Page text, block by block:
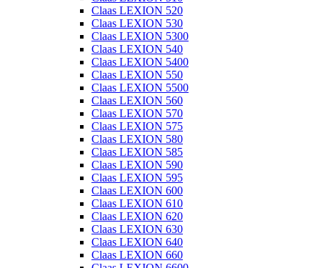
Claas LEXION 520
Claas LEXION 530
Claas LEXION 5300
Claas LEXION 540
Claas LEXION 5400
Claas LEXION 550
Claas LEXION 5500
Claas LEXION 560
Claas LEXION 570
Claas LEXION 575
Claas LEXION 580
Claas LEXION 585
Claas LEXION 590
Claas LEXION 595
Claas LEXION 600
Claas LEXION 610
Claas LEXION 620
Claas LEXION 630
Claas LEXION 640
Claas LEXION 660